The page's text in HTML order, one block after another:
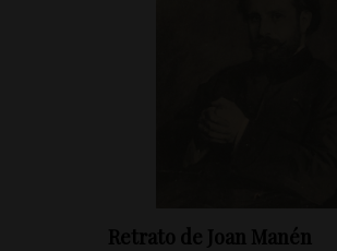
Retrato de Joan Manén